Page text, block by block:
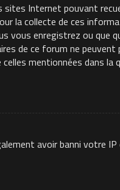
Internet pouvant
la collecte de ces
vous enregistrez ou que
de ce forum ne peuvent
mentionnées dans la
avoir banni votre